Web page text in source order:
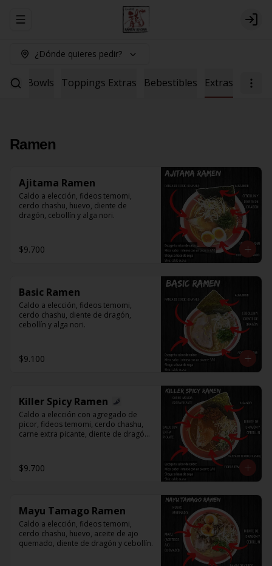
Abrir menu de navegación Login
¿Dónde quieres pedir?
Bowls Toppings Extras Bebestibles Extras
Ramen
Ajitama Ramen
Caldo a elección, fideos temomi,
cerdo chashu, huevo, diente de
dragón, cebollín y alga nori.
$9.700
Basic Ramen
Caldo a elección, fideos temomi,
cerdo chashu, diente de dragón,
cebollín y alga nori.
$9.100
Killer Spicy Ramen
Caldo a elección con agregado de
picor, fideos temomi, cerdo chashu,
carne extra picante, diente de dragón,
$9.700
Mayu Tamago Ramen
Caldo a elección, fideos temomi,
cerdo chashu, huevo, aceite de ajo
quemado, diente de dragón y cebollín.